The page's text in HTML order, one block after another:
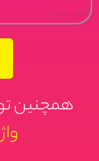
ادامه مطلب »
همچنین